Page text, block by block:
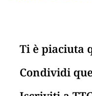
Ti è piaciuta
Condividi